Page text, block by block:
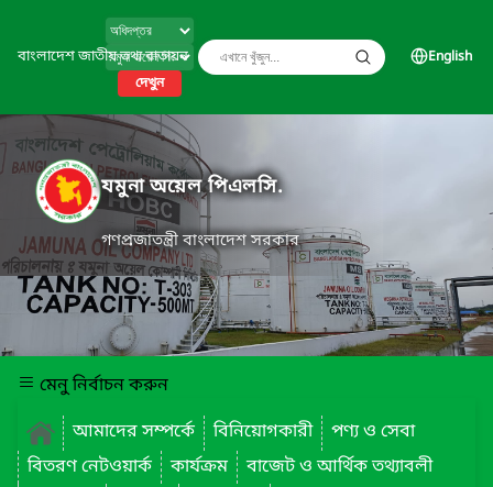
বাংলাদেশ জাতীয় তথ্য বাতায়ন
দেখুন
English
যমুনা অয়েল পিএলসি.
গণপ্রজাতন্ত্রী বাংলাদেশ সরকার
মেনু নির্বাচন করুন
আমাদের সম্পর্কে
বিনিয়োগকারী
পণ্য ও সেবা
বিতরণ নেটওয়ার্ক
কার্যক্রম
বাজেট ও আর্থিক তথ্যাবলী